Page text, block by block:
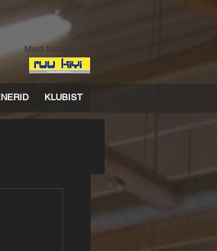
Meid toetab:
KLUBIST